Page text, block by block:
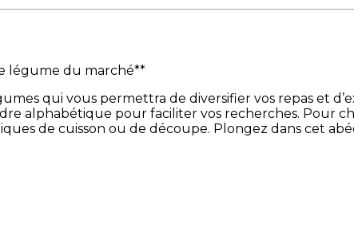
légume du marché**
qui vous permettra de diversifier vos repas et
alphabétique pour faciliter vos recherches. Pour
de cuisson ou de découpe. Plongez dans cet